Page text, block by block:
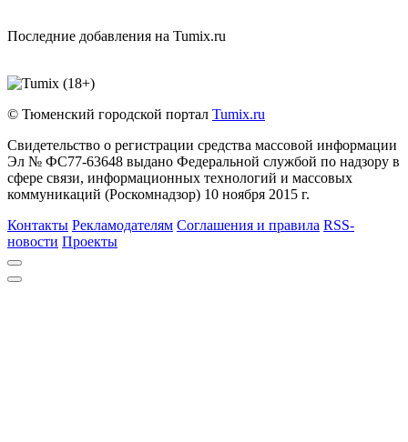
Последние добавления на Tumix.ru
© Тюменский городской портал Tumix.ru
Свидетельство о регистрации средства массовой информации
Эл № ФС77-63648 выдано Федеральной службой по надзору в
сфере связи, информационных технологий и массовых
коммуникаций (Роскомнадзор) 10 ноября 2015 г.
Контакты Рекламодателям Соглашения и правила RSS-
новости Проекты